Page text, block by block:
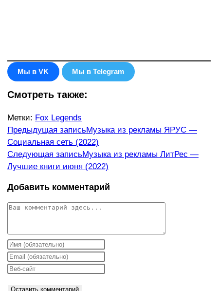
Мы в VK Мы в Telegram
Смотреть также:
Метки: Fox Legends
Еще
статьи
Предыдущая записьМузыка из рекламы ЯРУС —
Социальная сеть (2022)
Следующая записьМузыка из рекламы ЛитРес —
Лучшие книги июня (2022)
Добавить комментарий
Комментарий
Введите
свое
имя
Введите
свой
Введите